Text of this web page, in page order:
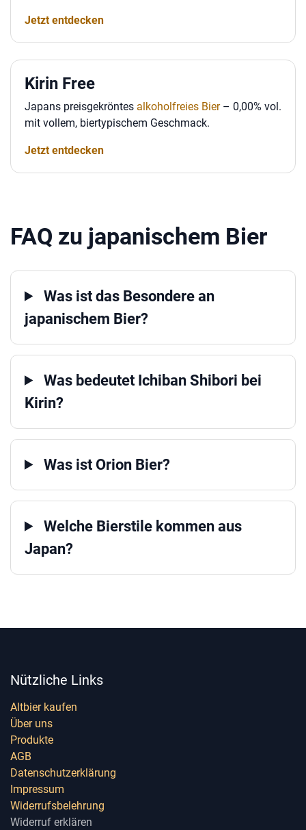
Jetzt entdecken
Kirin Free
Japans preisgekröntes alkoholfreies Bier– 0,00% vol.
mit vollem, biertypischem Geschmack.
Jetzt entdecken
FAQ zu japanischem Bier
Was ist das Besondere an
japanischem Bier?
Was bedeutet Ichiban Shibori bei
Kirin?
Was ist Orion Bier?
Welche Bierstile kommen aus
Japan?
Nützliche Links
Altbier kaufen
Über uns
Produkte
AGB
Datenschutzerklärung
Impressum
Widerrufsbelehrung
Widerruf erklären